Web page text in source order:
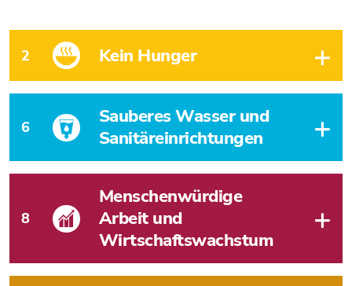
2 Kein Hunger
6
Sauberes Wasser und
Sanitäreinrichtungen
8
Menschenwürdige
Arbeit und
Wirtschaftswachstum